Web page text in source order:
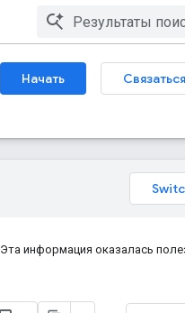
Начать
Эта информация оказалась